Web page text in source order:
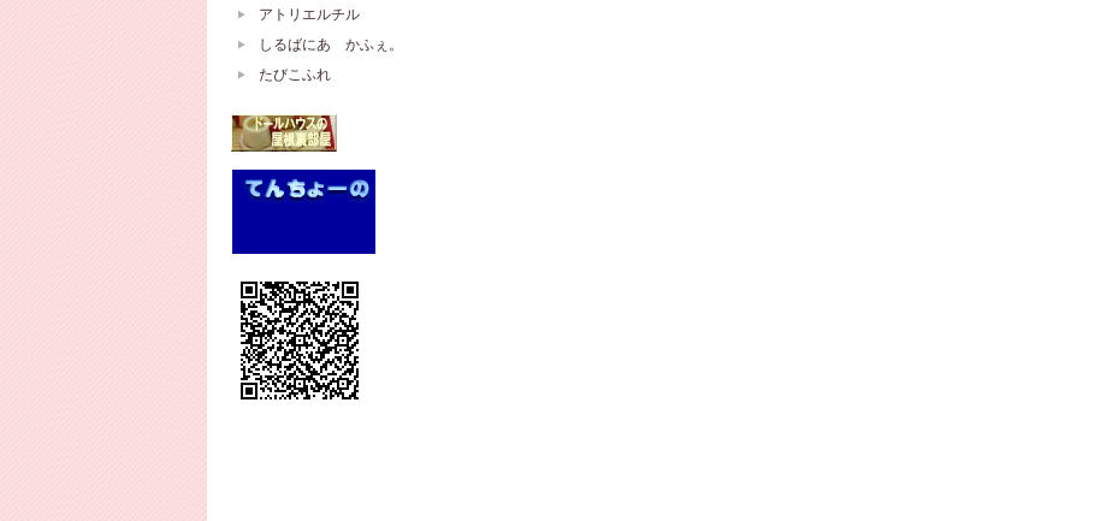
アトリエルチル
しるばにあ かふぇ。
たびこふれ